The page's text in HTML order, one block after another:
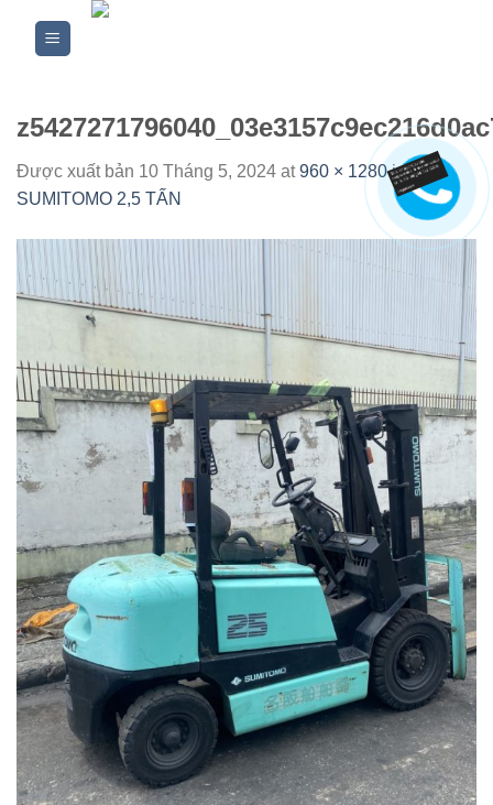
Được xuất bản 10 Tháng 5, 2024 at960 × 1280inXE
SUMITOMO 2,5 TẤN